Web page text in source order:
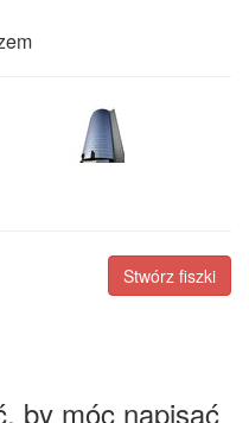
Stwórz fiszki
by móc napisać